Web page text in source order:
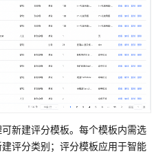
新建评分模板。每个模板内需选
评分类别；评分模板应用于智能